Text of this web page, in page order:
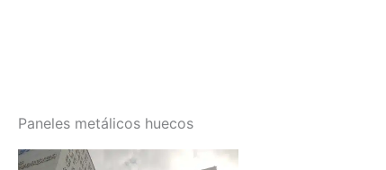
Paneles metálicos huecos